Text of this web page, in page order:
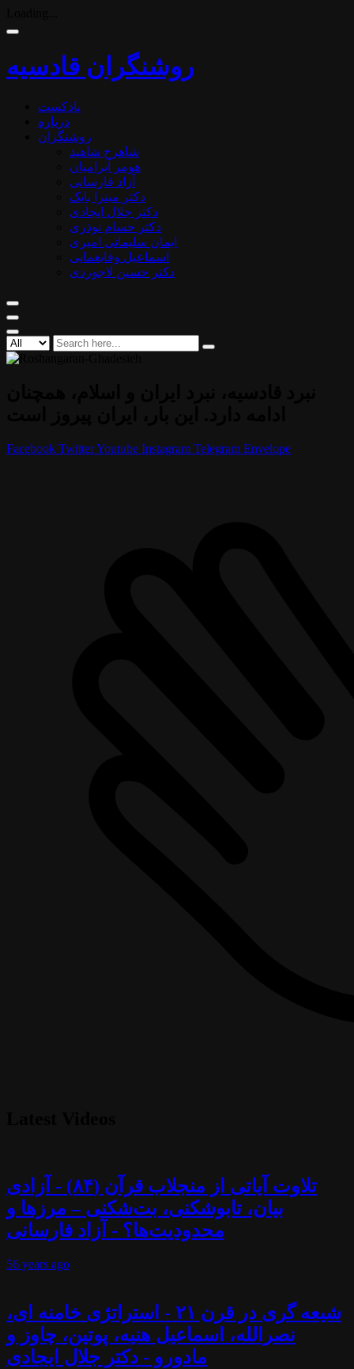
روشنگران قادسیه
پادکست
درباره
روشنگران
شاهرخ شاهید
هومر آبرامیان
آزاد فارسانی
دکتر میترا بابک
دکتر جلال ایجادی
دکتر حسام نوذری
ایمان سلیمانی امیری
اسماعیل وفایغمایی
دکتر حسین لاجوردی
Facebook TwitterYoutube Instagram Telegram Envelope
تلاوت آیاتی از منجلاب قرآن (۸۴) - آزادی
بیان، تابوشکنی، بت‌شکنی – مرزها و
محدودیت‌ها؟ - آزاد فارسانی
56 years ago
شیعه گری در قرن ۲۱ - استراتژی خامنه ای،
نصرالله، اسماعیل هنیه، پوتین، چاوز و
مادورو - دکتر جلال ایجادی